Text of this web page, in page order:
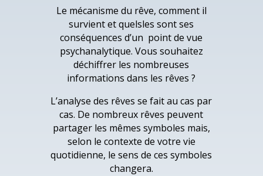
Le mécanisme du rêve, comment il
survient et quelsles sont ses
conséquences d’un point de vue
psychanalytique. Vous souhaitez
déchiffrer les nombreuses
informations dans les rêves ?
L’analyse des rêves se fait au cas par
cas. De nombreux rêves peuvent
partager les mêmes symboles mais,
selon le contexte de votre vie
quotidienne, le sens de ces symboles
changera.